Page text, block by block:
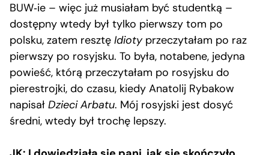
BUW‑ie – więc już musiałam być studentką –
dostępny wtedy był tylko pierwszy tom po
polsku, zatem resztę Idiotyprzeczytałam po raz
pierwszy po rosyjsku. To była, notabene, jedyna
powieść, którą przeczytałam po rosyjsku do
pierestrojki, do czasu, kiedy Anatolij Rybakow
napisał Dzieci Arbatu. Mój rosyjski jest dosyć
średni, wtedy był trochę lepszy.